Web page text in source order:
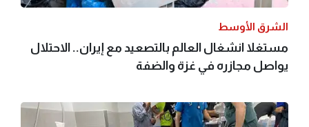
الشرق الأوسط
مستغلا انشغال العالم بالتصعيد مع إيران.. الاحتلال
يواصل مجازره في غزة والضفة